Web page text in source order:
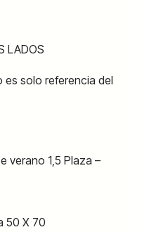
LADOS
es solo referencia del
verano 1,5 Plaza –
50 X 70